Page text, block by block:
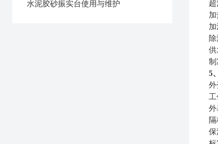
水泥胶砂振实台使用与维护
供
制
5
外
外
保